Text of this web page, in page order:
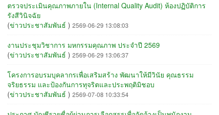
ตรวจประเมินคุณภาพภายใน (Internal Quality Audit) ห้องปฏิบัติการ
รังสีวินิจฉัย
(ข่าวประชาสัมพันธ์ ) 2569-06-29 13:08:03
งานประชุมวิชาการ มหกรรมคุณภาพ ประจำปี 2569
(ข่าวประชาสัมพันธ์ ) 2569-06-29 13:06:37
โครงการอบรมบุคลากรเพื่อเสริมสร้าง พัฒนาให้มีวินัย คุณธรรม
จริยธรรม และป้องกันการทุจริตและประพฤติมิชอบ
(ข่าวประชาสัมพันธ์ ) 2569-07-08 10:33:54